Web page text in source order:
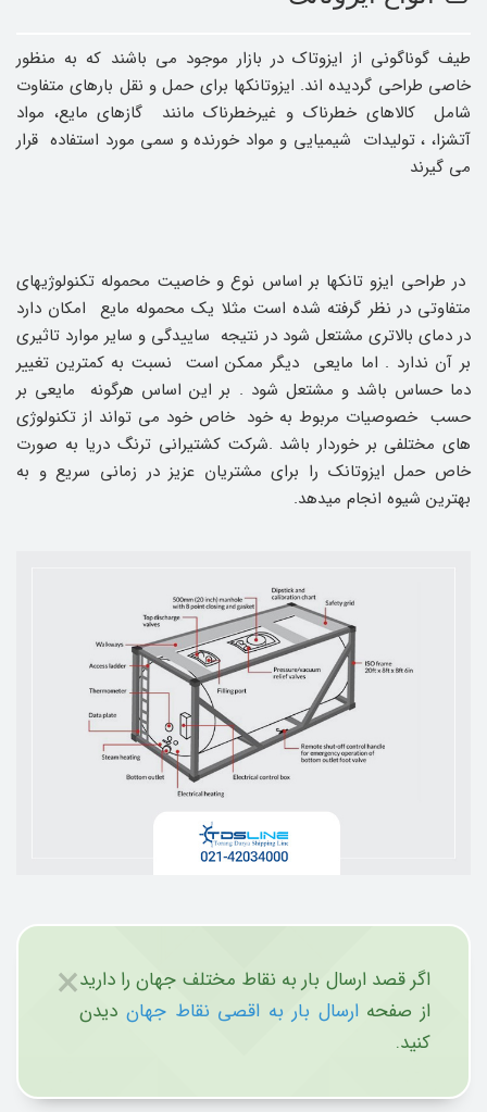
طیف گوناگونی از ایزوتاک در بازار موجود می باشند که به منظور
خاصی طراحی گردیده اند. ایزوتانکها برای حمل و نقل بارهای متفاوت
شامل کالاهای خطرناک و غیرخطرناک مانند گازهای مایع، مواد
آتشزا، ، تولیدات شیمیایی و مواد خورنده و سمی مورد استفاده قرار
می گیرند
در طراحی ایزو تانکها بر اساس نوع و خاصیت محموله تکنولوژیهای
متفاوتی در نظر گرفته شده است مثلا یک محموله مایع امکان دارد
در دمای بالاتری مشتعل شود در نتیجه ساییدگی و سایر موارد تاثیری
بر آن ندارد . اما مایعی دیگر ممکن است نسبت به کمترین تغییر
دما حساس باشد و مشتعل شود . بر این اساس هرگونه مایعی بر
حسب خصوصیات مربوط به خود خاص خود می تواند از تکنولوژی
های مختلفی بر خوردار باشد .شرکت کشتیرانی ترنگ دریا به صورت
خاص حمل ایزوتانک را برای مشتریان عزیز در زمانی سریع و به
بهترین شیوه انجام میدهد.
×اگر قصد ارسال بار به نقاط مختلف جهان را دارید
از صفحهارسال بار به اقصی نقاط جهان دیدن
کنید.